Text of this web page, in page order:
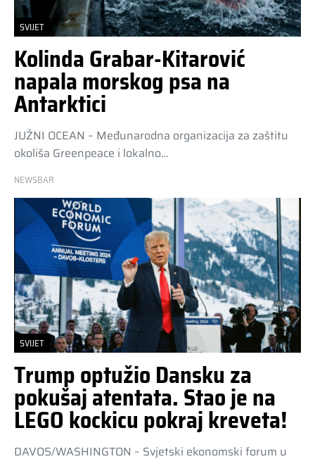
SVIJET
Kolinda Grabar-Kitarović
napala morskog psa na
Antarktici
JUŽNI OCEAN – Međunarodna organizacija za zaštitu
okoliša Greenpeace i lokalno…
NEWSBAR
SVIJET
Trump optužio Dansku za
pokušaj atentata. Stao je na
LEGO kockicu pokraj kreveta!
DAVOS/WASHINGTON – Svjetski ekonomski forum u